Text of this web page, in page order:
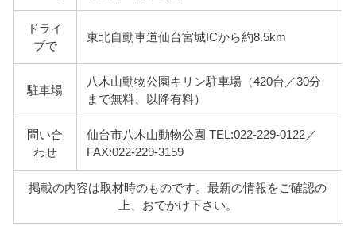
ドライ
ブで
東北自動車道仙台宮城ICから約8.5km
駐車場
八木山動物公園キリン駐車場（420台／30分
まで無料、以降有料）
問い合
わせ
仙台市八木山動物公園 TEL:022-229-0122／
FAX:022-229-3159
掲載の内容は取材時のものです。最新の情報をご確認の
上、おでかけ下さい。